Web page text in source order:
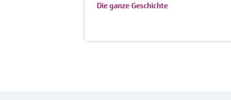
Die ganze Geschichte